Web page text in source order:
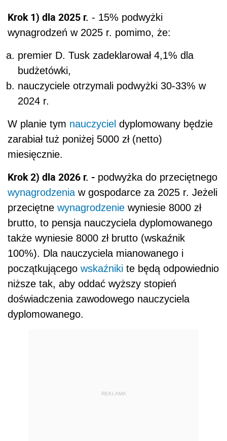
Krok 1) dla 2025 r. - 15% podwyżki
wynagrodzeń w 2025 r. pomimo, że:
premier D. Tusk zadeklarował 4,1% dla
budżetówki,
nauczyciele otrzymali podwyżki 30-33% w
2024 r.
W planie tym nauczyciel dyplomowany będzie
zarabiał tuż poniżej 5000 zł (netto)
miesięcznie.
Krok 2) dla 2026 r. - podwyżka do przeciętnego
wynagrodzenia w gospodarce za 2025 r. Jeżeli
przeciętne wynagrodzenie wyniesie 8000 zł
brutto, to pensja nauczyciela dyplomowanego
także wyniesie 8000 zł brutto (wskaźnik
100%). Dla nauczyciela mianowanego i
początkującego wskaźniki te będą odpowiednio
niższe tak, aby oddać wyższy stopień
doświadczenia zawodowego nauczyciela
dyplomowanego.
REKLAMA